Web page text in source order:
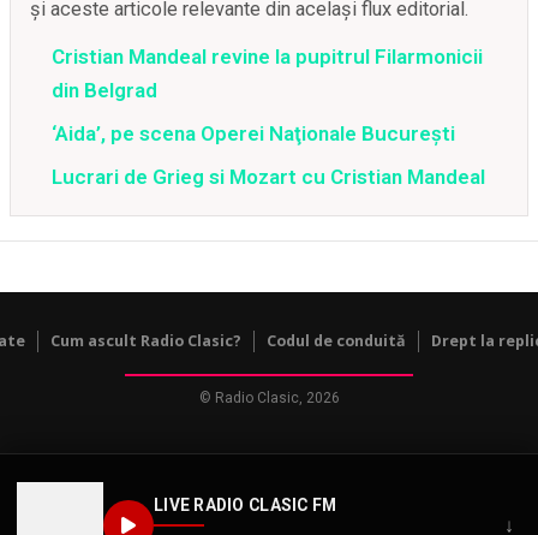
LIVE RADIO CLASIC FM
↓
și aceste articole relevante din același flux editorial.
Cristian Mandeal revine la pupitrul Filarmonicii
din Belgrad
‘Aida’, pe scena Operei Naţionale Bucureşti
Lucrari de Grieg si Mozart cu Cristian Mandeal
Cum ascult Radio Clasic? Codul de conduită Drept la
© Radio Clasic, 2026